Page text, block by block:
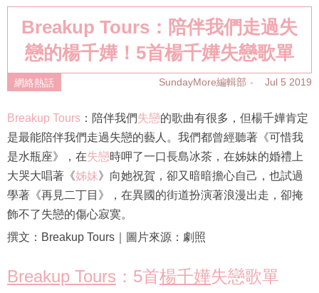
Breakup Tours：陪伴我們走過失
戀的楊千嬅！5首楊千嬅失戀歌單
網絡熱話 SundayMore編輯部 Jul 5 2019
Breakup Tours ：陪伴我們失戀的歌曲有很多，但楊千嬅肯定
是最能陪伴我們走過失戀的藝人。我們都曾經聽著《可惜我
是水瓶座》，在失戀時呷了一口長島冰茶，在姊妹的婚禮上
大哭大唱著《姊妹》向她祝賀，卻又暗暗擔心自己，也試過
學著《再見二丁目》，在異國的街道扮演著浪漫出走，卻掩
飾不了失戀的傷心寂寞。
撰文：Breakup Tours｜圖片來源：劇照
Breakup Tours ：5首楊千嬅失戀歌單